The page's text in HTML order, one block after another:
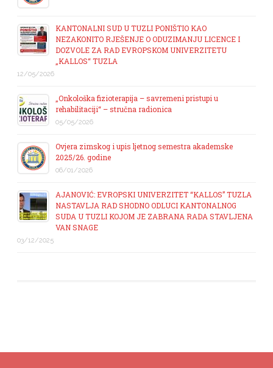
KANTONALNI SUD U TUZLI PONIŠTIO KAO
NEZAKONITO RJEŠENJE O ODUZIMANJU LICENCE I
DOZVOLE ZA RAD EVROPSKOM UNIVERZITETU
„KALLOS“ TUZLA
12/05/2026
„Onkološka fizioterapija – savremeni pristupi u
rehabilitaciji“ – stručna radionica
05/05/2026
Ovjera zimskog i upis ljetnog semestra akademske
2025/26. godine
06/01/2026
AJANOVIĆ: EVROPSKI UNIVERZITET “KALLOS” TUZLA
NASTAVLJA RAD SHODNO ODLUCI KANTONALNOG
SUDA U TUZLI KOJOM JE ZABRANA RADA STAVLJENA
VAN SNAGE
03/12/2025